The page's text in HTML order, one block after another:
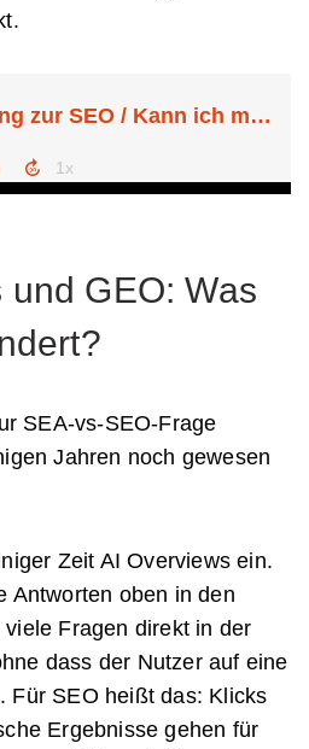
GEO: Was
SEA-vs-SEO-Frage
Jahren noch gewesen
Zeit AI Overviews ein.
Antworten oben in den
Fragen direkt in der
dass der Nutzer auf eine
Für SEO heißt das: Klicks
Ergebnisse gehen für